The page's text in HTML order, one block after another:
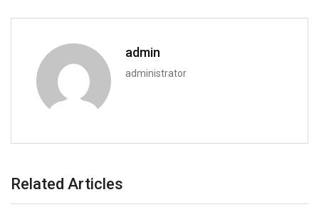
admin
administrator
Related Articles